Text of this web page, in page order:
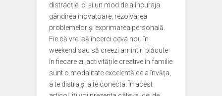
distracție, ci și un mod de a încuraja
gândirea inovatoare, rezolvarea
problemelor și exprimarea personală.
Fie că vrei să încerci ceva nou în
weekend sau să creezi amintiri plăcute
în fiecare zi, activitățile creative în familie
sunt o modalitate excelentă de a învăța,
a te distra și a te conecta. În acest